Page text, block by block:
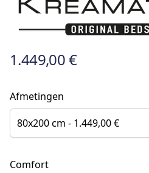
1.449,00 €
Afmetingen
80x200 cm - 1.449,00 €
Comfort